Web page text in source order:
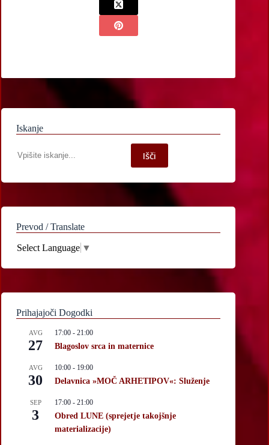
Iskanje
po
Išči
Prevod / Translate
Select Language ▼
Prihajajoči Dogodki
AVG
27
17:00 - 21:00
Blagoslov srca in maternice
AVG
30
10:00 - 19:00
Delavnica »MOČ ARHETIPOV«: Služenje
SEP
3
17:00 - 21:00
Obred LUNE (sprejetje takojšnje
materializacije)